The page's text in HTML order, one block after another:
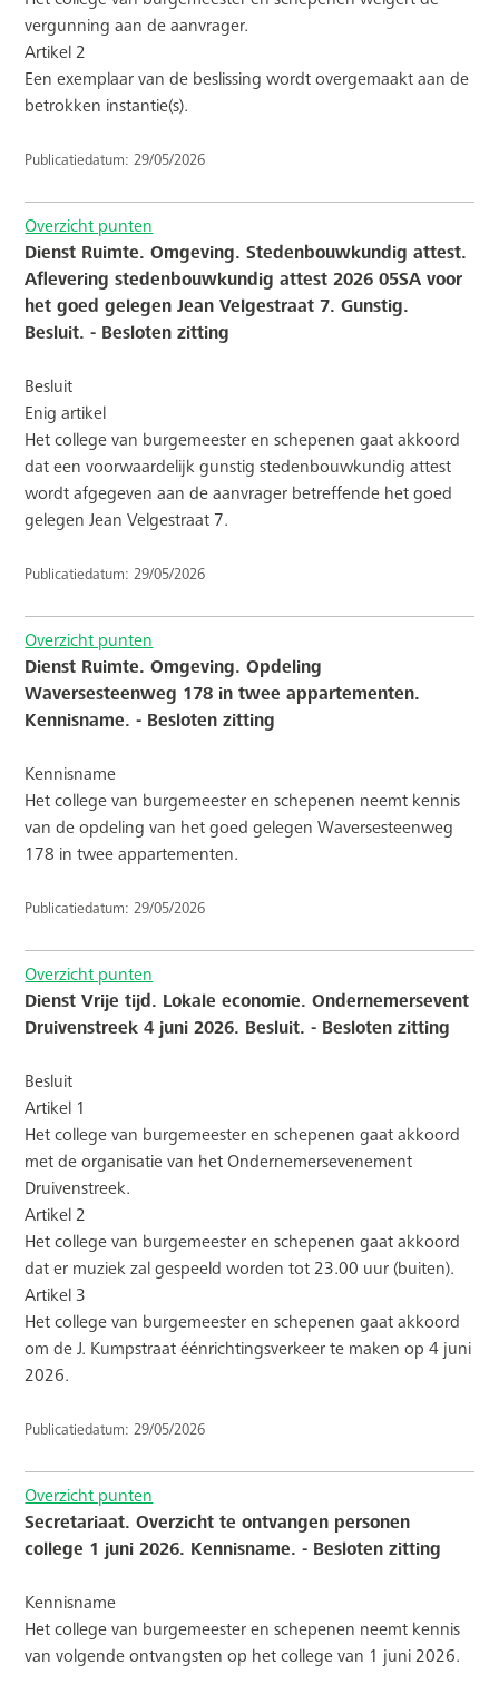
vergunning aan de aanvrager.
Artikel 2
Een exemplaar van de beslissing wordt overgemaakt aan de
betrokken instantie(s).
Publicatiedatum: 29/05/2026
Overzicht punten
Dienst Ruimte. Omgeving. Stedenbouwkundig attest.
Aflevering stedenbouwkundig attest 2026 05SA voor
het goed gelegen Jean Velgestraat 7. Gunstig.
Besluit. - Besloten zitting
Besluit
Enig artikel
Het college van burgemeester en schepenen gaat akkoord
dat een voorwaardelijk gunstig stedenbouwkundig attest
wordt afgegeven aan de aanvrager betreffende het goed
gelegen Jean Velgestraat 7.
Publicatiedatum: 29/05/2026
Overzicht punten
Dienst Ruimte. Omgeving. Opdeling
Waversesteenweg 178 in twee appartementen.
Kennisname. - Besloten zitting
Kennisname
Het college van burgemeester en schepenen neemt kennis
van de opdeling van het goed gelegen Waversesteenweg
178 in twee appartementen.
Publicatiedatum: 29/05/2026
Overzicht punten
Dienst Vrije tijd. Lokale economie. Ondernemersevent
Druivenstreek 4 juni 2026. Besluit. - Besloten zitting
Besluit
Artikel 1
Het college van burgemeester en schepenen gaat akkoord
met de organisatie van het Ondernemersevenement
Druivenstreek.
Artikel 2
Het college van burgemeester en schepenen gaat akkoord
dat er muziek zal gespeeld worden tot 23.00 uur (buiten).
Artikel 3
Het college van burgemeester en schepenen gaat akkoord
om de J. Kumpstraat éénrichtingsverkeer te maken op 4 juni
2026.
Publicatiedatum: 29/05/2026
Overzicht punten
Secretariaat. Overzicht te ontvangen personen
college 1 juni 2026. Kennisname. - Besloten zitting
Kennisname
Het college van burgemeester en schepenen neemt kennis
van volgende ontvangsten op het college van 1 juni 2026.